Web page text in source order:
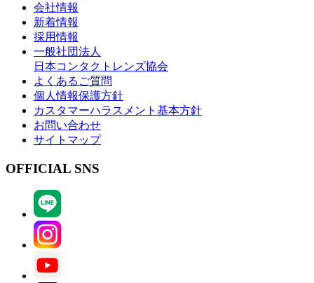
会社情報
新着情報
採用情報
一般社団法人
日本コンタクトレンズ協会
よくあるご質問
個人情報保護方針
カスタマーハラスメント基本方針
お問い合わせ
サイトマップ
OFFICIAL SNS